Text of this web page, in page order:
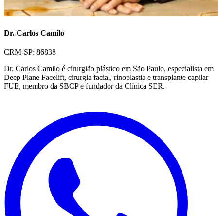
Dr. Carlos Camilo
CRM-SP: 86838
Dr. Carlos Camilo é cirurgião plástico em São Paulo, especialista em
Deep Plane Facelift, cirurgia facial, rinoplastia e transplante capilar
FUE, membro da SBCP e fundador da Clínica SER.